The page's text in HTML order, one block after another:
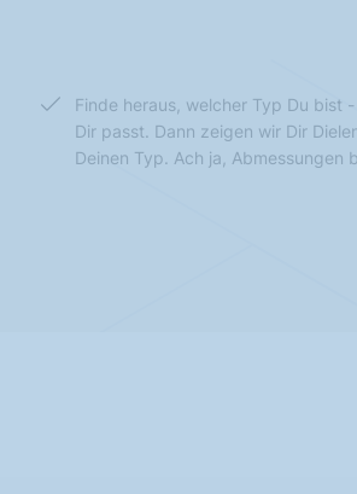
Finde heraus, welcher Typ Du bist
Dir passt. Dann zeigen wir Dir
Deinen Typ. Ach ja, Abmessungen